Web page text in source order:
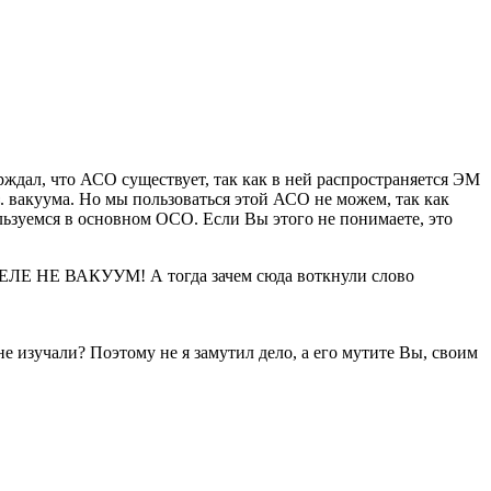
что АСО существует, так как в ней распространяется ЭМ
вакуума. Но мы пользоваться этой АСО не можем, так как
в основном ОСО. Если Вы этого не понимаете, это
НЕ ВАКУУМ! А тогда зачем сюда воткнули слово
Поэтому не я замутил дело, а его мутите Вы, своим